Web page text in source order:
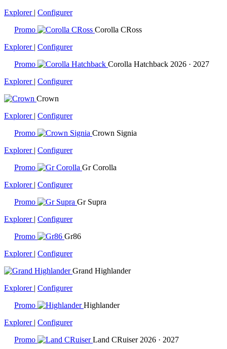
Explorer | Configurer
Promo
Corolla CRoss
Explorer | Configurer
Promo
Corolla Hatchback 2026 · 2027
Explorer | Configurer
Crown
Explorer | Configurer
Promo
Crown Signia
Explorer | Configurer
Promo
Gr Corolla
Explorer | Configurer
Promo
Gr Supra
Explorer | Configurer
Promo
Gr86
Explorer | Configurer
Grand Highlander
Explorer | Configurer
Promo
Highlander
Explorer | Configurer
Promo
Land CRuiser 2026 · 2027